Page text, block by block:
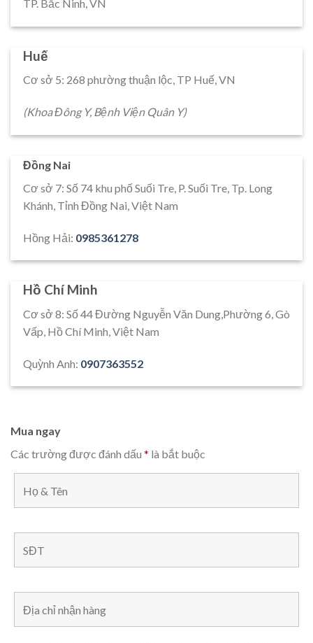
TP. Bắc Ninh, VN
Huế
Cơ sở 5: 268 phường thuận lộc, TP Huế, VN
(Khoa Đông Y, Bệnh Viện Quân Y)
Đồng Nai
Cơ sở 7: Số 74 khu phố Suối Tre, P. Suối Tre, Tp. Long
Khánh, Tỉnh Đồng Nai, Việt Nam
Hồng Hải: 0985361278
Hồ Chí Minh
Cơ sở 8: Số 44 Đường Nguyễn Văn Dung,Phường 6, Gò
Vấp, Hồ Chí Minh, Việt Nam
Quỳnh Anh: 0907363552
Mua ngay
Các trường được đánh dấu * là bắt buộc